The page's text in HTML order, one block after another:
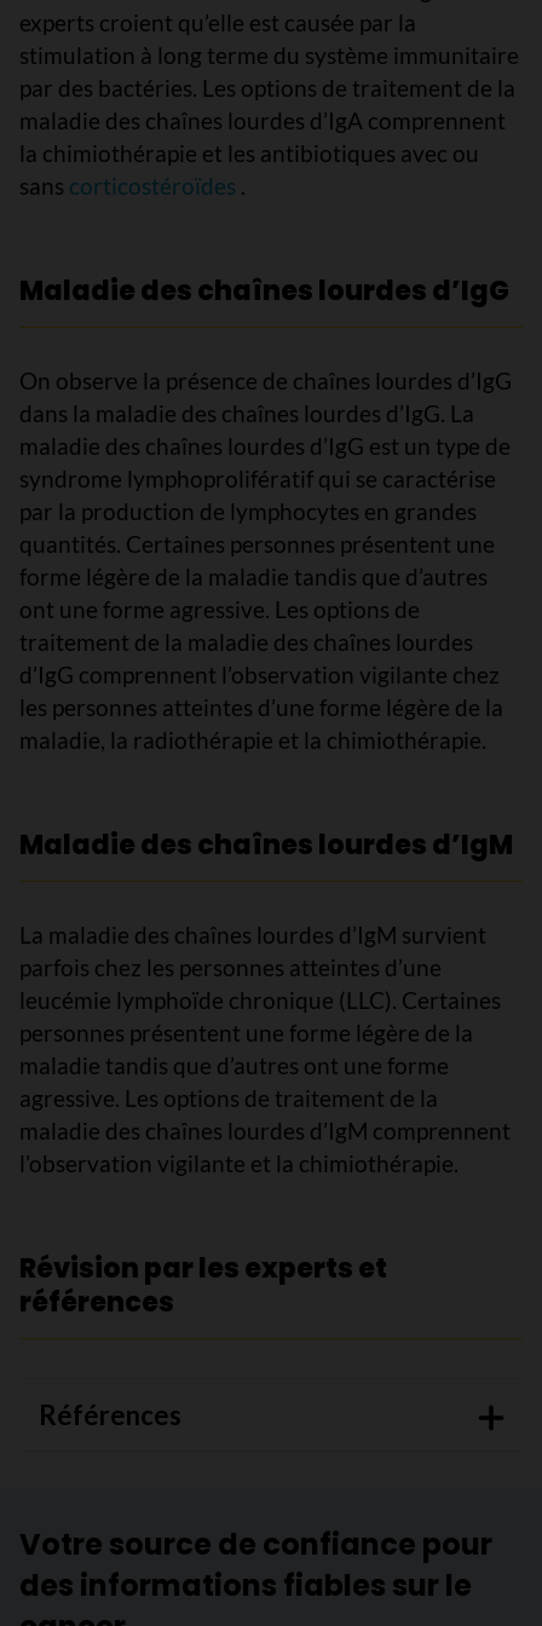
experts croient qu’elle est causée par la
stimulation à long terme du système immunitaire
par des bactéries. Les options de traitement de la
maladie des chaînes lourdes d’IgA comprennent
la chimiothérapie et les antibiotiques avec ou
sans corticostéroïdes .
Maladie des chaînes lourdes d’IgG
On observe la présence de chaînes lourdes d’IgG
dans la maladie des chaînes lourdes d’IgG. La
maladie des chaînes lourdes d’IgG est un type de
syndrome lymphoprolifératif qui se caractérise
par la production de lymphocytes en grandes
quantités. Certaines personnes présentent une
forme légère de la maladie tandis que d’autres
ont une forme agressive. Les options de
traitement de la maladie des chaînes lourdes
d’IgG comprennent l’observation vigilante chez
les personnes atteintes d’une forme légère de la
maladie, la radiothérapie et la chimiothérapie.
Maladie des chaînes lourdes d’IgM
La maladie des chaînes lourdes d’IgM survient
parfois chez les personnes atteintes d’une
leucémie lymphoïde chronique (LLC). Certaines
personnes présentent une forme légère de la
maladie tandis que d’autres ont une forme
agressive. Les options de traitement de la
maladie des chaînes lourdes d’IgM comprennent
l’observation vigilante et la chimiothérapie.
Révision par les experts et
références
Références
Votre source de confiance pour
des informations fiables sur le